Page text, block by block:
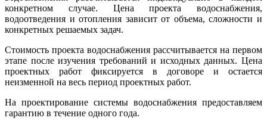
конкретном случае. Цена проекта водоснабжения,
водоотведения и отопления зависит от объема, сложности и
конкретных решаемых задач.
Стоимость проекта водоснабжения рассчитывается на первом
этапе после изучения требований и исходных данных. Цена
проектных работ фиксируется в договоре и остается
неизменной на весь период проектных работ.
На проектирование системы водоснабжения предоставляем
гарантию в течение одного года.